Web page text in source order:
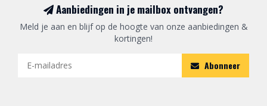
Aanbiedingen in je mailbox ontvangen?
Meld je aan en blijf op de hoogte van onze aanbiedingen &
kortingen!
Abonneer